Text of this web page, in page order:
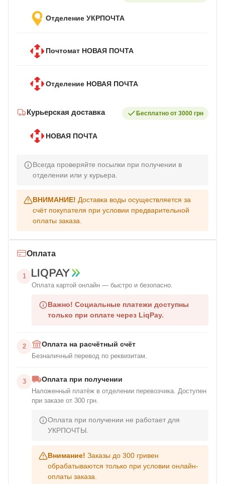
Отделение УКРПОЧТА
Почтомат НОВАЯ ПОЧТА
Отделение НОВАЯ ПОЧТА
Курьерская доставка Бесплатно от 3000 грн
НОВАЯ ПОЧТА
Всегда проверяйте посылки при получении в
отделении или у курьера.
ВНИМАНИЕ! Доставка воды осуществляется за
счёт покупателя при условии предварительной
оплаты заказа.
Оплата
1
Оплата картой онлайн — быстро и безопасно.
Важно! Социальные платежи доступны
только при оплате через LiqPay.
2 Оплата на расчётный счёт
Безналичный перевод по реквизитам.
3 Оплата при получении
Наложенный платёж в отделении перевозчика. Доступен
при заказе от 300 грн.
Оплата при получении не работает для
УКРПОЧТЫ.
Внимание! Заказы до 300 гривен
обрабатываются только при условии онлайн-
оплаты заказа.